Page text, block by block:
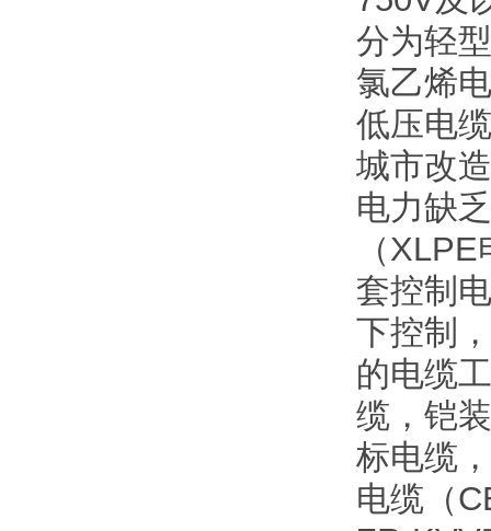
分为轻
氯乙烯
低压电
城市改
电力缺
（
套控制
下控制
的电缆
缆，铠
标电缆
电缆（